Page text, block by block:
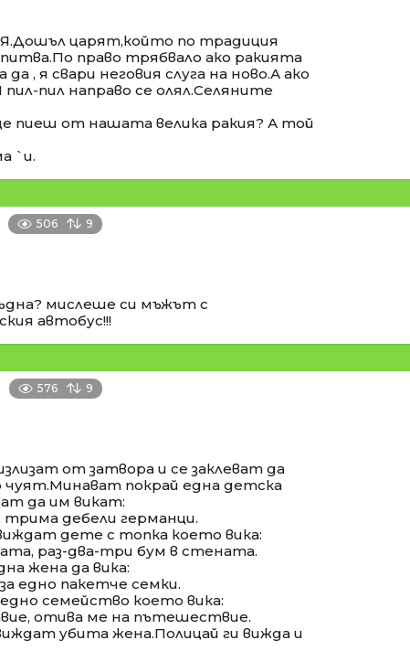
царят,който по традиция
право трябвало ако ракията
, я свари неговия слуга на ново.А ако
пил направо се олял.Селяните
пиеш от нашата велика ракия? А той
`и.
506 9
мислеше си мъжът с
автобус!!!
576 9
от затвора и се заклеват да
покрай една детска
да им викат:
трима дебели германци.
дете с топка което вика:
раз-два-три бум в стената.
жена да вика:
едно пакетче семки.
семейство което вика:
отива ме на пътешествие.
убита жена.Полицай ги вижда и